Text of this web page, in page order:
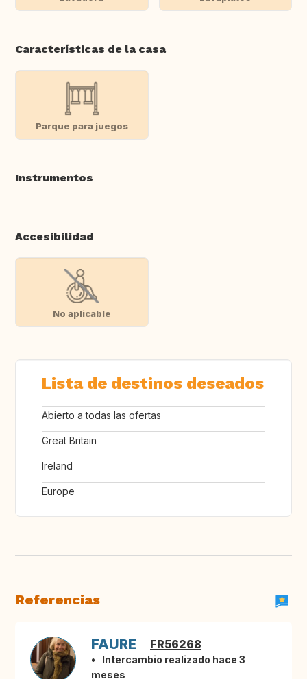
Características de la casa
Parque para juegos
Instrumentos
Accesibilidad
No aplicable
Lista de destinos deseados
Abierto a todas las ofertas
Great Britain
Ireland
Europe
Referencias
FAURE FR56268
Intercambio realizado hace 3
meses